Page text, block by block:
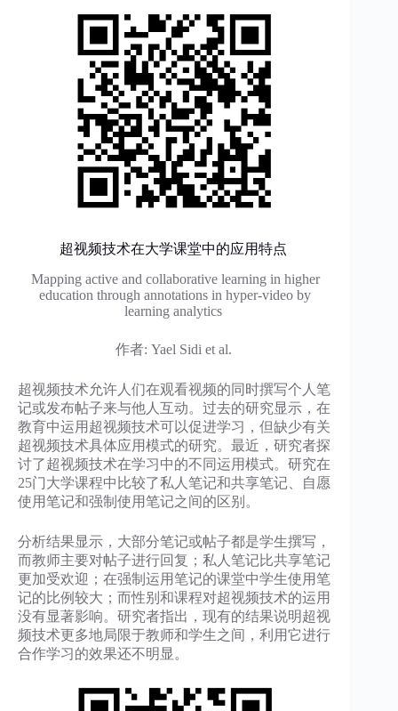
超视频技术在大学课堂中的应用特点
Mapping active and collaborative learning in higher
education through annotations in hyper-video by
learning analytics
作者: Yael Sidi et al.
超视频技术允许人们在观看视频的同时撰写个人笔
记或发布帖子来与他人互动。过去的研究显示，在
教育中运用超视频技术可以促进学习，但缺少有关
超视频技术具体应用模式的研究。最近，研究者探
讨了超视频技术在学习中的不同运用模式。研究在
25门大学课程中比较了私人笔记和共享笔记、自愿
使用笔记和强制使用笔记之间的区别。
分析结果显示，大部分笔记或帖子都是学生撰写，
而教师主要对帖子进行回复；私人笔记比共享笔记
更加受欢迎；在强制运用笔记的课堂中学生使用笔
记的比例较大；而性别和课程对超视频技术的运用
没有显著影响。研究者指出，现有的结果说明超视
频技术更多地局限于教师和学生之间，利用它进行
合作学习的效果还不明显。